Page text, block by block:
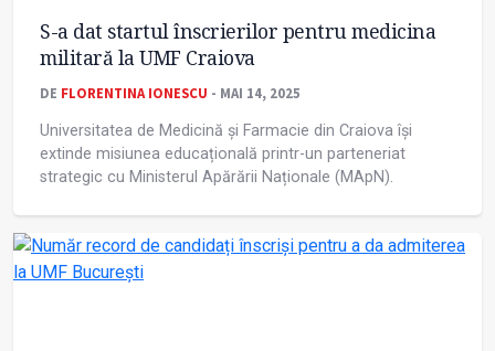
S-a dat startul înscrierilor pentru medicina
militară la UMF Craiova
DE FLORENTINA IONESCU - MAI 14, 2025
Universitatea de Medicină și Farmacie din Craiova își
extinde misiunea educațională printr-un parteneriat
strategic cu Ministerul Apărării Naționale (MApN).